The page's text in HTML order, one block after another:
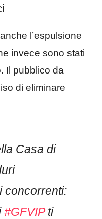
l’espulsione
invece sono stati
Il pubblico da
di eliminare
Casa di
concorrenti:
#GFVIPti